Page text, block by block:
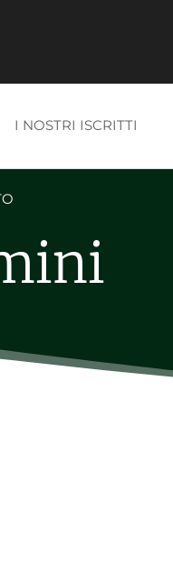
I NOSTRI ISCRITTI